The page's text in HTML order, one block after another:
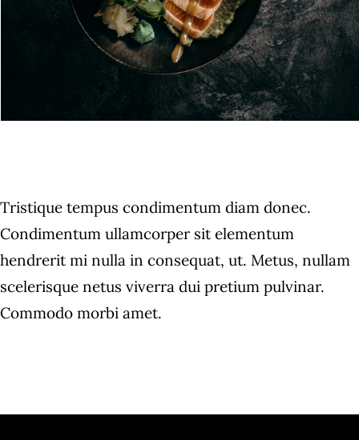
Tristique tempus condimentum diam donec.
Condimentum ullamcorper sit elementum
hendrerit mi nulla in consequat, ut. Metus, nullam
scelerisque netus viverra dui pretium pulvinar.
Commodo morbi amet.